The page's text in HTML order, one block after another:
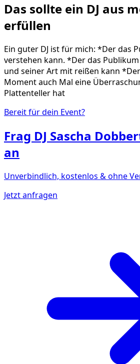
Das sollte ein DJ aus
erfüllen
Ein guter DJ ist für mich: *Der das
verstehen kann. *Der das
und seiner Art mit reißen kann
Moment auch Mal eine
Plattenteller hat
Bereit für dein Event?
Frag DJ Sascha
an
Unverbindlich, kostenlos & ohne
Jetzt anfragen